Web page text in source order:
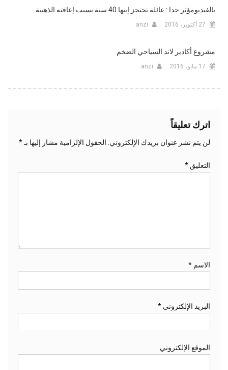
بالفيديومؤثر جدا : عائلة تحتجز إبنها 40 سنة بسبب إعاقته الذهنية
27 أكتوبر، 2016 anzi
مشروع أكادير لاند السياحي الضخم
17 مايو، 2016 anzi
اترك تعليقاً
لن يتم نشر عنوان بريدك الإلكتروني. الحقول الإلزامية مشار إليها بـ*
التعليق *
الاسم *
البريد الإلكتروني *
الموقع الإلكتروني